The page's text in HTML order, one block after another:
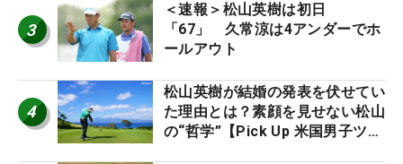
3
＜速報＞松山英樹は初日
「67」 久常涼は4アンダーでホ
ールアウト
4
松山英樹が結婚の発表を伏せてい
た理由とは？素顔を見せない松山
の“哲学”【Pick Up 米国男子ツア